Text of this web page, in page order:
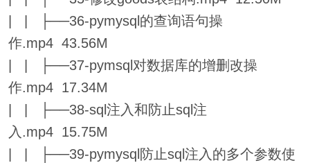
| | ├──36-pymysql的查询语句操
作.mp4 43.56M
| | ├──37-pymsql对数据库的增删改操
作.mp4 17.34M
| | ├──38-sql注入和防止sql注
入.mp4 15.75M
| | ├──39-pymysql防止sql注入的多个参数使